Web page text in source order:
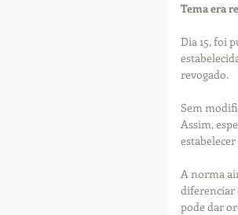
Tema era
Dia 15, foi
revogado.
Sem
Assim,
A norma
diferenciar
pode dar